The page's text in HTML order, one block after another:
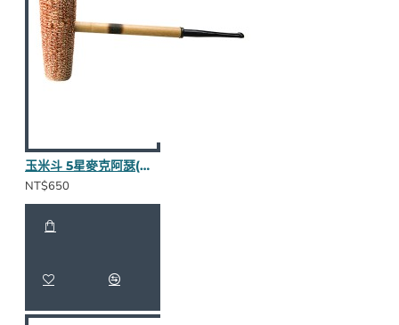
玉米斗 5星麥克阿瑟(粗糙面直斗) M985
NT$650